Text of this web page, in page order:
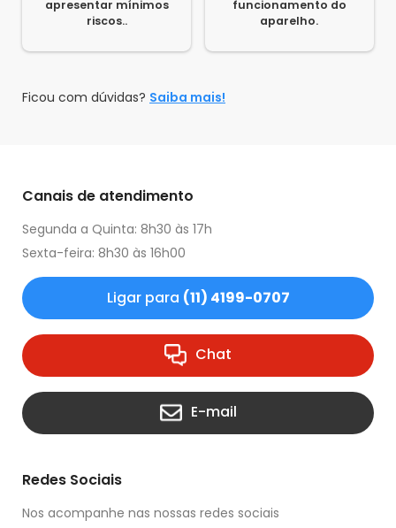
apresentar mínimos
riscos..
funcionamento do
aparelho.
Ficou com dúvidas? Saiba mais!
Canais de atendimento
Segunda a Quinta: 8h30 às 17h
Sexta-feira: 8h30 às 16h00
Ligar para (11) 4199-0707
Chat
E-mail
Redes Sociais
Nos acompanhe nas nossas redes sociais